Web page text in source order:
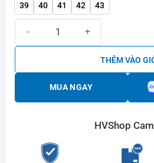
39 40 41 42 43
THÊM VÀO
MUA NGAY
HVShop